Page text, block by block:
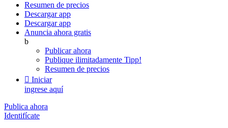
Resumen de precios
Descargar app
Descargar app
Anuncia ahora gratis
b
Publicar ahora
Publique ilimitadamente Tipp!
Resumen de precios
 Iniciar
ingrese aquí
Publica ahora
Identifícate